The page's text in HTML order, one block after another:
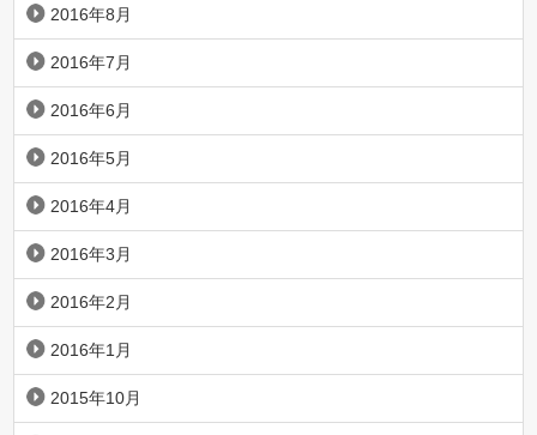
2016年8月
2016年7月
2016年6月
2016年5月
2016年4月
2016年3月
2016年2月
2016年1月
2015年10月